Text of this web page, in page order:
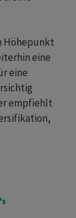
Höhepunkt
eine
eine
empfiehlt